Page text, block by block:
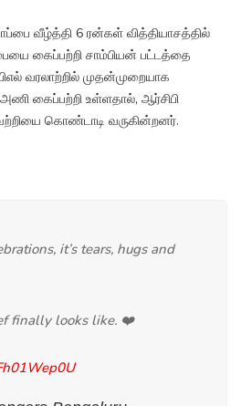
வீழ்த்தி 6 ரன்கள் வித்தியாசத்தில்
கைப்பற்றி சாம்பியன் பட்டத்தை
வரலாற்றில் முதன்முறையாக
கைப்பற்றி உள்ளதால், ஆர்சிபி
கொண்டாடி வருகின்றனர்.
it’s tears, hugs and
finally looks like. ❤️